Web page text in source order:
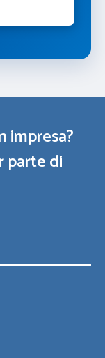
impresa?
parte di